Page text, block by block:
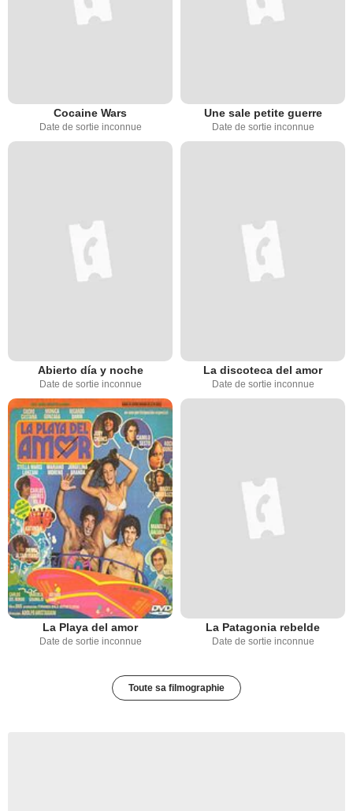
Cocaine Wars
Date de sortie inconnue
Une sale petite guerre
Date de sortie inconnue
Abierto día y noche
Date de sortie inconnue
La discoteca del amor
Date de sortie inconnue
La Playa del amor
Date de sortie inconnue
La Patagonia rebelde
Date de sortie inconnue
Toute sa filmographie